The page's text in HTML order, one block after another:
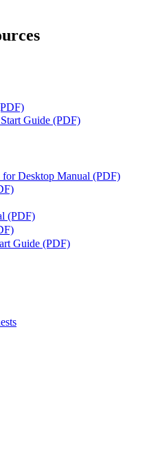
Guide (PDF)
Desktop Manual (PDF)
(PDF)
Guide (PDF)